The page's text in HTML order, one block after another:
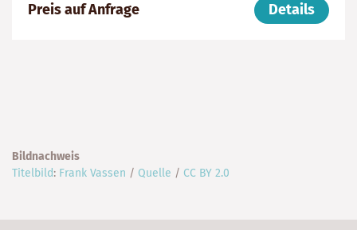
Preis auf Anfrage Details
14
Madagaskar
Bildnachweis
Titelbild: Frank Vassen / Quelle / CC BY 2.0